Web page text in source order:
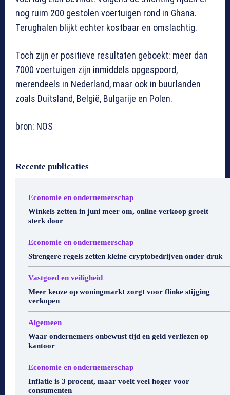
nog ruim 200 gestolen voertuigen rond in Ghana.
Terughalen blijkt echter kostbaar en omslachtig.
Toch zijn er positieve resultaten geboekt: meer dan
7000 voertuigen zijn inmiddels opgespoord,
merendeels in Nederland, maar ook in buurlanden
zoals Duitsland, België, Bulgarije en Polen.
bron: NOS
Recente publicaties
Economie en ondernemerschap
Winkels zetten in juni meer om, online verkoop groeit
sterk door
Economie en ondernemerschap
Strengere regels zetten kleine cryptobedrijven onder druk
Vastgoed en veiligheid
Meer keuze op woningmarkt zorgt voor flinke stijging
verkopen
Algemeen
Waar ondernemers onbewust tijd en geld verliezen op
kantoor
Economie en ondernemerschap
Inflatie is 3 procent, maar voelt veel hoger voor
consumenten